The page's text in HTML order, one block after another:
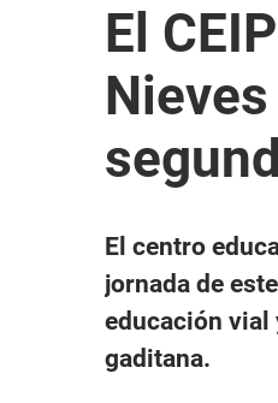
El
El centro
jornada de
educación vial
gaditana.